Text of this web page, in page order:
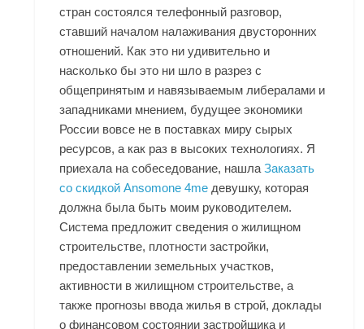
стран состоялся телефонный разговор,
ставший началом налаживания двусторонних
отношений. Как это ни удивительно и
насколько бы это ни шло в разрез с
общепринятым и навязываемым либералами и
западниками мнением, будущее экономики
России вовсе не в поставках миру сырых
ресурсов, а как раз в высоких технологиях. Я
приехала на собеседование, нашлаЗаказать
со скидкой Ansomone 4me девушку, которая
должна была быть моим руководителем.
Система предложит сведения о жилищном
строительстве, плотности застройки,
предоставлении земельных участков,
активности в жилищном строительстве, а
также прогнозы ввода жилья в строй, доклады
о финансовом состоянии застройщика и